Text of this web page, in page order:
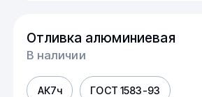
Отливка алюминиевая
В наличии
АК7ч ГОСТ 1583-93